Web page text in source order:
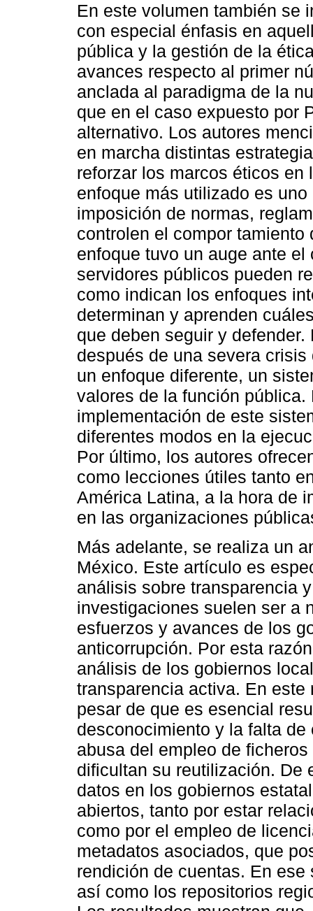
En este volumen también se
con especial énfasis en
pública y la gestión de la
avances respecto al primer
anclada al paradigma de la
que en el caso expuesto por
alternativo. Los autores
en marcha distintas
reforzar los marcos éticos en
enfoque más utilizado es
imposición de normas,
controlen el compor
enfoque tuvo un auge ante
servidores públicos pueden
como indican los enfoques
determinan y aprenden
que deben seguir y
después de una severa
un enfoque diferente, un
valores de la función
implementación de este
diferentes modos en la
Por último, los autores
como lecciones útiles tanto
América Latina, a la hora de
en las organizaciones
Más adelante, se realiza un
México. Este artículo es
análisis sobre transparencia
investigaciones suelen ser a
esfuerzos y avances de los
anticorrupción. Por esta
análisis de los gobiernos
transparencia activa. En
pesar de que es esencial
desconocimiento y la falta
abusa del empleo de
dificultan su reutilización. De
datos en los gobiernos
abiertos, tanto por estar
como por el empleo de
metadatos asociados, que
rendición de cuentas. En
así como los repositorios